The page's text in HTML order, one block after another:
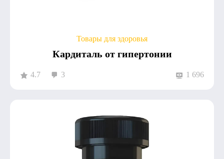
Товары для здоровья
Кардиталь от гипертонии
4.7 3 1 696